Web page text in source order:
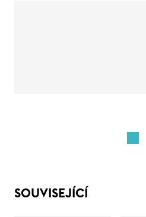
SOUVISEJÍCÍ